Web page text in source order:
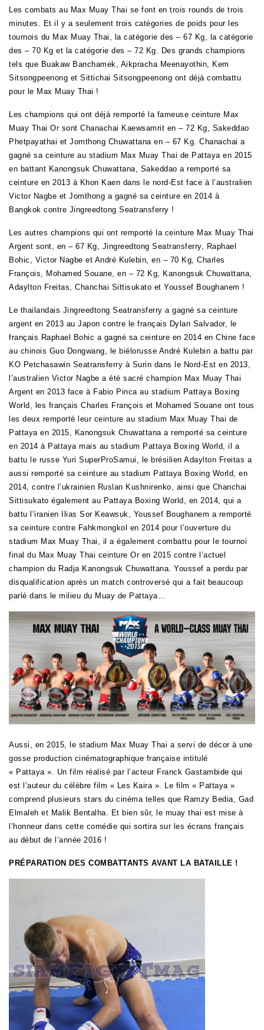
Les combats au Max Muay Thai se font en trois rounds de trois
minutes. Et il y a seulement trois catégories de poids pour les
tournois du Max Muay Thai, la catégorie des – 67 Kg, la catégorie
des – 70 Kg et la catégorie des – 72 Kg. Des grands champions
tels que Buakaw Banchamek, Aikpracha Meenayothin, Kem
Sitsongpeenong et Sittichai Sitsongpeenong ont déjà combattu
pour le Max Muay Thai !
Les champions qui ont déjà remporté la fameuse ceinture Max
Muay Thai Or sont Chanachai Kaewsamrit en – 72 Kg, Sakeddao
Phetpayathai et Jomthong Chuwattana en – 67 Kg. Chanachai a
gagné sa ceinture au stadium Max Muay Thai de Pattaya en 2015
en battant Kanongsuk Chuwattana, Sakeddao a remporté sa
ceinture en 2013 à Khon Kaen dans le nord-Est face à l’australien
Victor Nagbe et Jomthong a gagné sa ceinture en 2014 à
Bangkok contre Jingreedtong Seatransferry !
Les autres champions qui ont remporté la ceinture Max Muay Thai
Argent sont, en – 67 Kg, Jingreedtong Seatransferry, Raphael
Bohic, Victor Nagbe et André Kulebin, en – 70 Kg, Charles
François, Mohamed Souane, en – 72 Kg, Kanongsuk Chuwattana,
Adaylton Freitas, Chanchai Sittisukato et Youssef Boughanem !
Le thailandais Jingreedtong Seatransferry a gagné sa ceinture
argent en 2013 au Japon contre le français Dylan Salvador, le
français Raphael Bohic a gagné sa ceinture en 2014 en Chine face
au chinois Guo Dongwang, le biélorusse André Kulebin a battu par
KO Petchasawin Seatransferry à Surin dans le Nord-Est en 2013,
l’australien Victor Nagbe a été sacré champion Max Muay Thai
Argent en 2013 face à Fabio Pinca au stadium Pattaya Boxing
World, les français Charles François et Mohamed Souane ont tous
les deux remporté leur ceinture au stadium Max Muay Thai de
Pattaya en 2015, Kanongsuk Chuwattana a remporté sa ceinture
en 2014 à Pattaya mais au stadium Pattaya Boxing World, il a
battu le russe Yuri SuperProSamui, le brésilien Adaylton Freitas a
aussi remporté sa ceinture au stadium Pattaya Boxing World, en
2014, contre l’ukrainien Ruslan Kushnirenko, ainsi que Chanchai
Sittisukato également au Pattaya Boxing World, en 2014, qui a
battu l’iranien Ilias Sor Keawsuk, Youssef Boughanem a remporté
sa ceinture contre Fahkmongkol en 2014 pour l’ouverture du
stadium Max Muay Thai, il a également combattu pour le tournoi
final du Max Muay Thai ceinture Or en 2015 contre l’actuel
champion du Radja Kanongsuk Chuwattana. Youssef a perdu par
disqualification après un match controversé qui a fait beaucoup
parlé dans le milieu du Muay de Pattaya…
Aussi, en 2015, le stadium Max Muay Thai a servi de décor à une
gosse production cinématographique française intitulé
« Pattaya ». Un film réalisé par l’acteur Franck Gastambide qui
est l’auteur du célèbre film « Les Kaira ». Le film « Pattaya »
comprend plusieurs stars du cinéma telles que Ramzy Bedia, Gad
Elmaleh et Malik Bentalha. Et bien sûr, le muay thai est mise à
l’honneur dans cette comédie qui sortira sur les écrans français
au début de l’année 2016 !
PRÉPARATION DES COMBATTANTS AVANT LA BATAILLE !